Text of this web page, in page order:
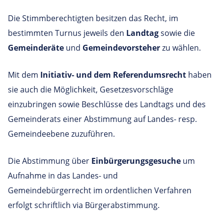
Die Stimmberechtigten besitzen das Recht, im
bestimmten Turnus jeweils den Landtagsowie die
Gemeinderäte und Gemeindevorsteherzu wählen.
Mit dem Initiativ- und dem Referendumsrecht haben
sie auch die Möglichkeit, Gesetzesvorschläge
einzubringen sowie Beschlüsse des Landtags und des
Gemeinderats einer Abstimmung auf Landes- resp.
Gemeindeebene zuzuführen.
Die Abstimmung über Einbürgerungsgesuche um
Aufnahme in das Landes- und
Gemeindebürgerrecht im ordentlichen Verfahren
erfolgt schriftlich via Bürgerabstimmung.